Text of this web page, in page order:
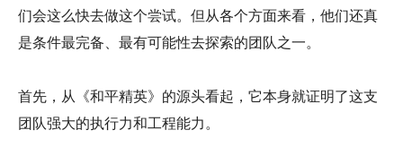
们会这么快去做这个尝试。但从各个方面来看，他们还真
是条件最完备、最有可能性去探索的团队之一。
首先，从《和平精英》的源头看起，它本身就证明了这支
团队强大的执行力和工程能力。